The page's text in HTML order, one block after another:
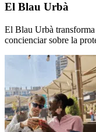
El Blau Urbà
El Blau Urbà
concienciar sobre la